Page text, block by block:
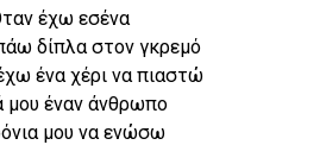
έχω εσένα
δίπλα στον γκρεμό
ένα χέρι να πιαστώ
μου έναν άνθρωπο
μου να ενώσω